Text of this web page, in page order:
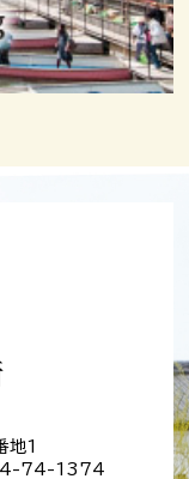
地1
74-1374